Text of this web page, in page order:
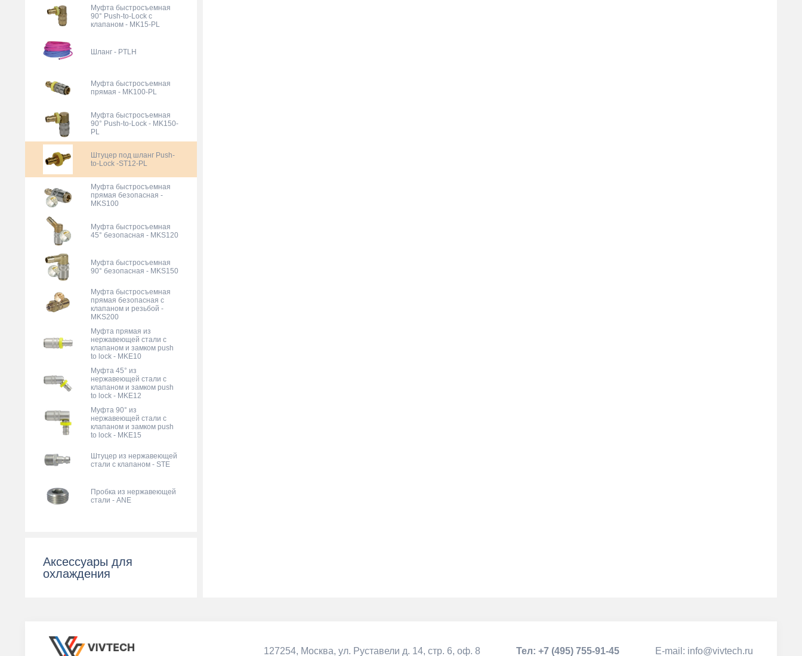
Муфта быстросъемная
90° Push-to-Lock с
клапаном - MK15-PL
Шланг - PTLH
Муфта быстросъемная
прямая - MK100-PL
Муфта быстросъемная
90° Push-to-Lock - MK150-
PL
Штуцер под шланг Push-
to-Lock -ST12-PL
Муфта быстросъемная
прямая безопасная -
MKS100
Муфта быстросъемная
45° безопасная - MKS120
Муфта быстросъемная
90° безопасная - MKS150
Муфта быстросъемная
прямая безопасная с
клапаном и резьбой -
MKS200
Муфта прямая из
нержавеющей стали с
клапаном и замком push
to lock - MKE10
Муфта 45° из
нержавеющей стали с
клапаном и замком push
to lock - MKE12
Муфта 90° из
нержавеющей стали с
клапаном и замком push
to lock - MKE15
Штуцер из нержавеющей
стали с клапаном - STE
Пробка из нержавеющей
стали - ANE
Аксессуары для
охлаждения
127254, Москва, ул. Руставели д. 14, стр. 6, оф. 8 Тел: +7 (495) 755-91-45 Е-mail: info@vivtech.ru